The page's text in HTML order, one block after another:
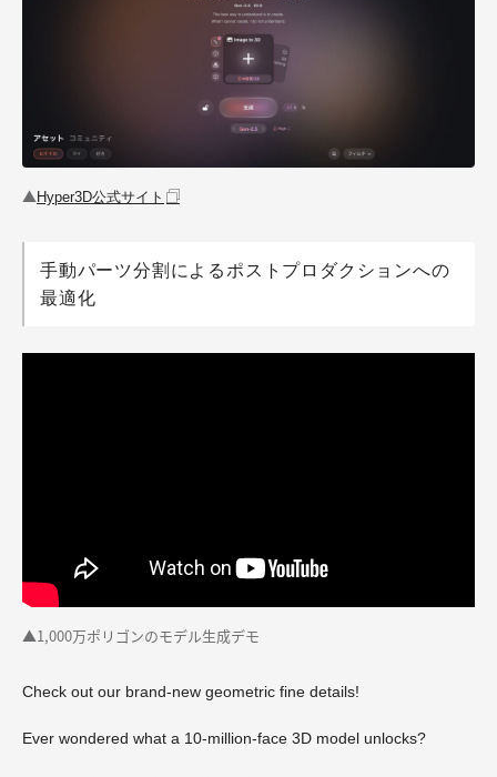
▲Hyper3D公式サイト
手動パーツ分割によるポストプロダクションへの
最適化
▲1,000万ポリゴンのモデル生成デモ
Check out our brand‑new geometric fine details!
Ever wondered what a 10‑million‑face 3D model unlocks?